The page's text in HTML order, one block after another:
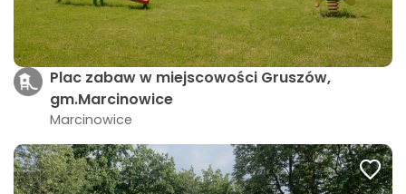
Plac zabaw w miejscowości Gruszów,
gm.Marcinowice
Marcinowice